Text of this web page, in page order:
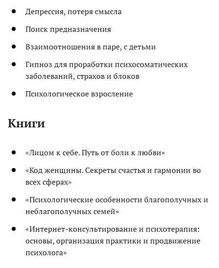
Депрессия, потеря смысла
Поиск предназначения
Взаимоотношения в паре, с детьми
Гипноз для проработки психосоматических
заболеваний, страхов и блоков
Психологическое взросление
Книги
«Лицом к себе. Путь от боли к любви»
«Код женщины. Секреты счастья и гармонии во
всех сферах»
«Психологические особенности благополучных и
неблагополучных семей»
«Интернет-консультирование и психотерапия:
основы, организация практики и продвижение
психолога»